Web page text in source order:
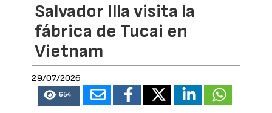
Salvador Illa visita la
fábrica de Tucai en
Vietnam
29/07/2026
654